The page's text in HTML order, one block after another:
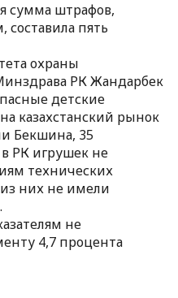
сумма штрафов,
пять
охраны
РК Жандарбек
детские
казахстанский рынок
Бекшина, 35
РК игрушек не
технических
них не имели
не
4,7 процента